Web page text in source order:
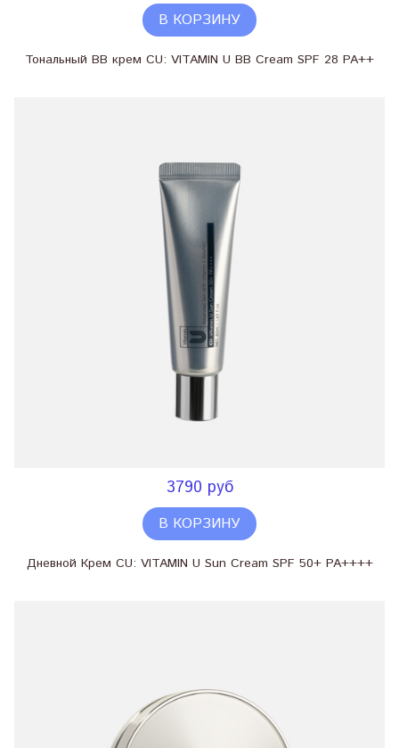
В КОРЗИНУ
Тональный BB крем CU: VITAMIN U BB Cream SPF 28 PA++
3790 руб
В КОРЗИНУ
Дневной Крем CU: VITAMIN U Sun Cream SPF 50+ PA++++